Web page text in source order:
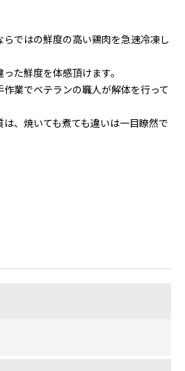
ではの鮮度の高い鶏肉を急速冷凍し
た鮮度を体感頂けます。
業でベテランの職人が解体を行って
、焼いても煮ても違いは一目瞭然で